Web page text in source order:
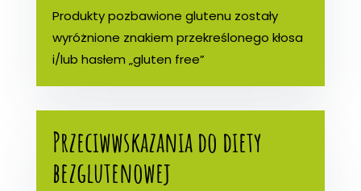
Produkty pozbawione glutenu zostały
wyróżnione znakiem przekreślonego kłosa
i/lub hasłem „gluten free”
Przeciwwskazania do diety
bezglutenowej